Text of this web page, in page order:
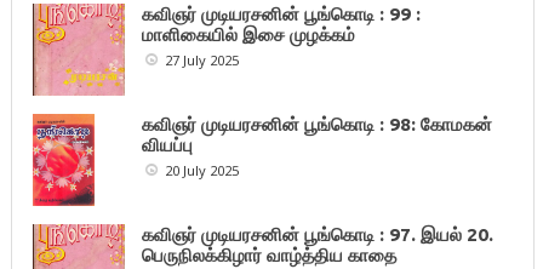
கவிஞர் முடியரசனின் பூங்கொடி : 99 :
மாளிகையில் இசை முழக்கம்
27 July 2025
கவிஞர் முடியரசனின் பூங்கொடி : 98: கோமகன்
வியப்பு
20 July 2025
கவிஞர் முடியரசனின் பூங்கொடி : 97. இயல் 20.
பெருநிலக்கிழார் வாழ்த்திய காதை